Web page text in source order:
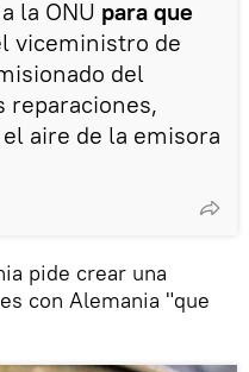
la ONU para que
viceministro de
del
reparaciones,
aire de la emisora
pide crear una
con Alemania "que